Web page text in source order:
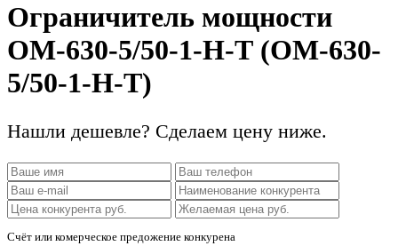
Ограничитель мощности
ОМ-630-5/50-1-Н-Т (ОМ-630-
5/50-1-Н-Т)
Нашли дешевле? Сделаем цену ниже.
Счёт или комерческое предожение конкурена